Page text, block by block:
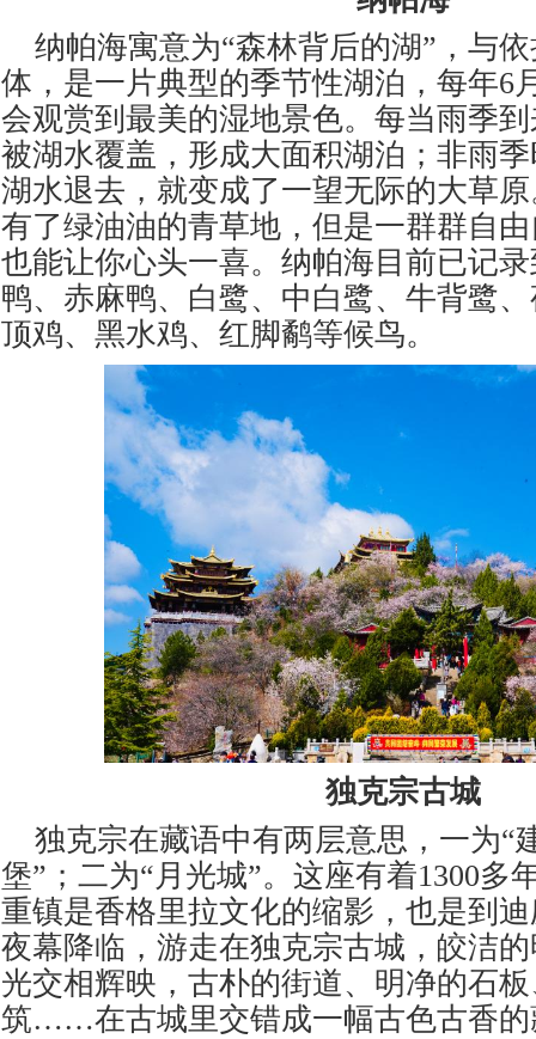
纳帕海寓意为“森林背后的湖”，与
体，是一片典型的季节性湖泊，每年6
会观赏到最美的湿地景色。每当雨季
被湖水覆盖，形成大面积湖泊；非雨
湖水退去，就变成了一望无际的大草
有了绿油油的青草地，但是一群群自
也能让你心头一喜。纳帕海目前已记
鸭、赤麻鸭、白鹭、中白鹭、牛背鹭
顶鸡、黑水鸡、红脚鹬等候鸟。
独克宗古城
独克宗在藏语中有两层意思，一为“
堡”；二为“月光城”。这座有着1300多
重镇是香格里拉文化的缩影，也是到
夜幕降临，游走在独克宗古城，皎洁
光交相辉映，古朴的街道、明净的石
筑……在古城里交错成一幅古色古香的